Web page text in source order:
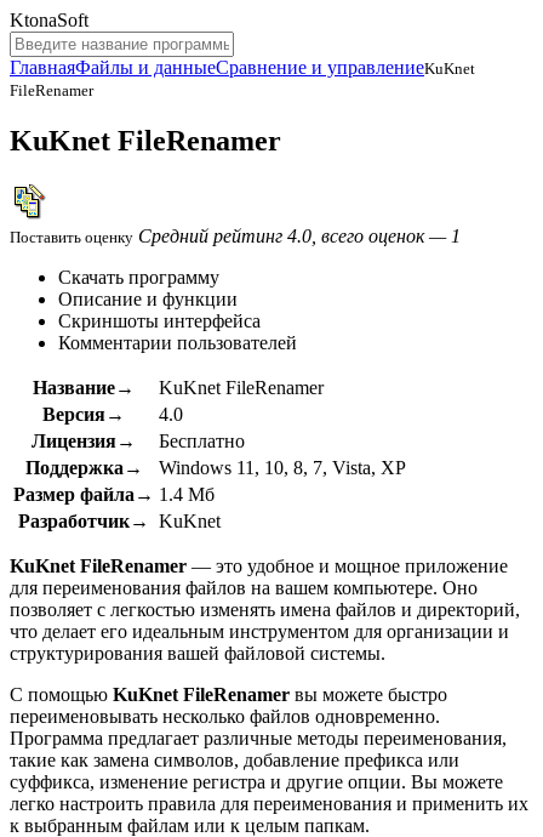
KtonaSoft
ГлавнаяФайлы и данныеСравнение и управлениеKuKnet
FileRenamer
KuKnet FileRenamer
Поставить оценку Средний рейтинг 4.0, всего оценок — 1
Скачать программу
Описание и функции
Скриншоты интерфейса
Комментарии пользователей
Название→
KuKnet FileRenamer
Версия→
4.0
Лицензия→
Бесплатно
Поддержка→
Windows 11, 10, 8, 7, Vista, XP
Размер файла→ 1.4 Мб
Разработчик→
KuKnet
KuKnet FileRenamer — это удобное и мощное приложение
для переименования файлов на вашем компьютере. Оно
позволяет с легкостью изменять имена файлов и директорий,
что делает его идеальным инструментом для организации и
структурирования вашей файловой системы.
С помощью KuKnet FileRenamer вы можете быстро
переименовывать несколько файлов одновременно.
Программа предлагает различные методы переименования,
такие как замена символов, добавление префикса или
суффикса, изменение регистра и другие опции. Вы можете
легко настроить правила для переименования и применить их
к выбранным файлам или к целым папкам.